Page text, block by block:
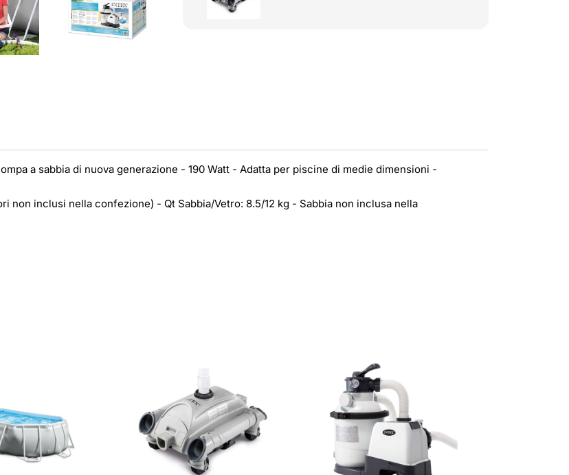
a sabbia di nuova generazione - 190 Watt - Adatta per piscine di medie dimensioni -
non inclusi nella confezione) - Qt Sabbia/Vetro: 8.5/12 kg - Sabbia non inclusa nella